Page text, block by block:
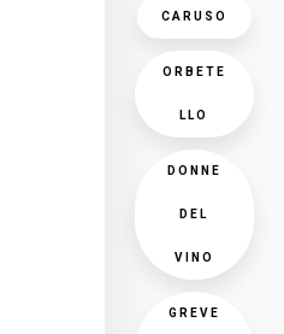
CARUSO
ORBETE
LLO
DONNE
DEL
VINO
GREVE